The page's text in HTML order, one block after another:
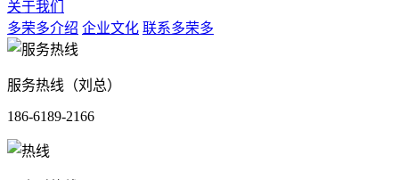
关于我们
多荣多介绍 企业文化 联系多荣多
服务热线（刘总）
186-6189-2166